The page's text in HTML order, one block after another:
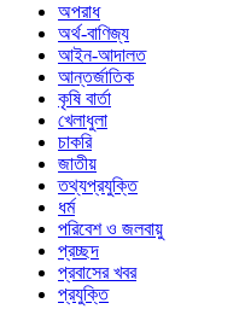
অপরাধ
অর্থ-বাণিজ্য
আইন-আদালত
আন্তর্জাতিক
কৃষি বার্তা
খেলাধুলা
চাকরি
জাতীয়
তথ্যপ্রযুক্তি
ধর্ম
পরিবেশ ও জলবায়ু
প্রচ্ছদ
প্রবাসের খবর
প্রযুক্তি